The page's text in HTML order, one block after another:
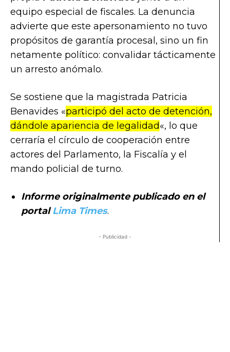
equipo especial de fiscales. La denuncia
advierte que este apersonamiento no tuvo
propósitos de garantía procesal, sino un fin
netamente político: convalidar tácticamente
un arresto anómalo.
Se sostiene que la magistrada Patricia
Benavides «participó del acto de detención,
dándole apariencia de legalidad«, lo que
cerraría el círculo de cooperación entre
actores del Parlamento, la Fiscalía y el
mando policial de turno.
Informe originalmente publicado en el
portalLima Times.
- Publicidad -